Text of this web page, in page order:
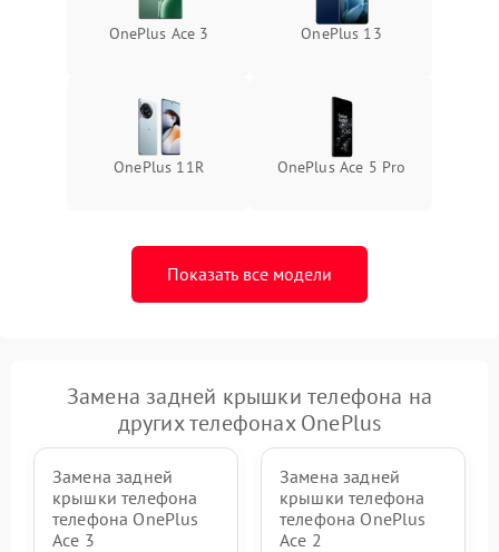
OnePlus Ace 3 OnePlus 13
OnePlus 11R OnePlus Ace 5 Pro
Показать все модели
Замена задней крышки телефона на
других телефонах OnePlus
Замена задней
крышки телефона
телефона OnePlus
Ace 3
Замена задней
крышки телефона
телефона OnePlus
Ace 2